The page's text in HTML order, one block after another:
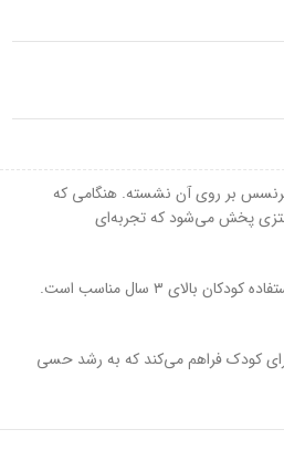
بر روی آن نشسته. هنگامی که
پخش می‌شود که تجربه‌ای
پرنسس روی اسب با طراحی دقیق و زیبا به این اسباب‌بازی شکلی خاص و فانتزی داده است که کودکان به آن علاقه‌مند می‌شوند. اسب از جنس پلاستیک مقاوم و ایمن ساخته شده است که برای استفاده کودکان بالای ۳ سال مناسب است.
کودک فراهم می‌کند که به رشد حسی